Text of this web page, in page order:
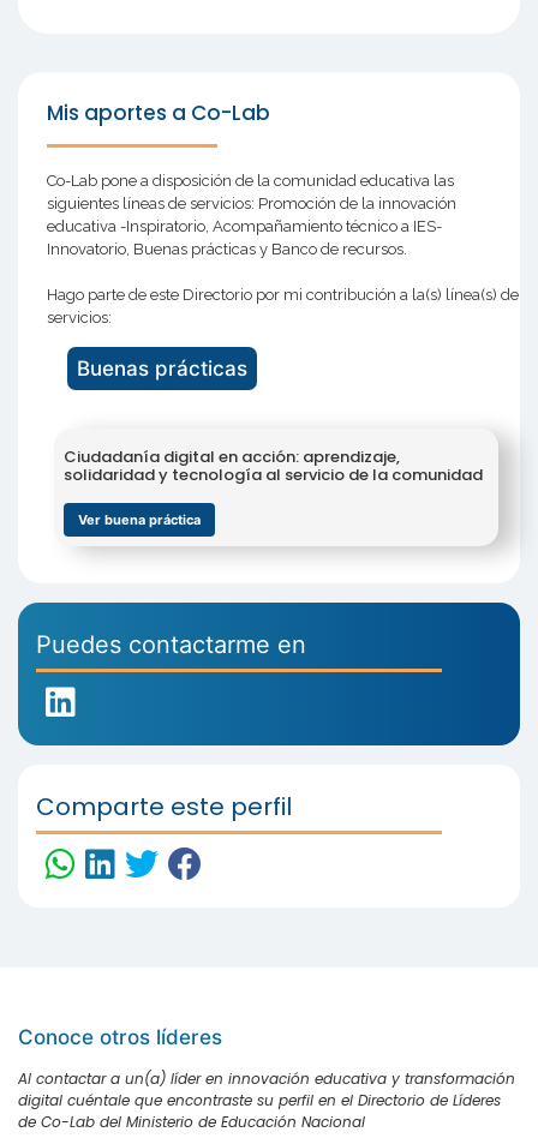
Mis aportes a Co-Lab
Co-Lab pone a disposición de la comunidad educativa las
siguientes líneas de servicios: Promoción de la innovación
educativa -Inspiratorio, Acompañamiento técnico a IES-
Innovatorio, Buenas prácticas y Banco de recursos.
Hago parte de este Directorio por mi contribución a la(s) línea(s) de
servicios:
Buenas prácticas
Ciudadanía digital en acción: aprendizaje,
solidaridad y tecnología al servicio de la comunidad
Ver buena práctica
Puedes contactarme en
Comparte este perfil
Conoce otros líderes
Al contactar a un(a) líder en innovación educativa y transformación
digital cuéntale que encontraste su perfil en el Directorio de Líderes
de Co-Lab del Ministerio de Educación Nacional